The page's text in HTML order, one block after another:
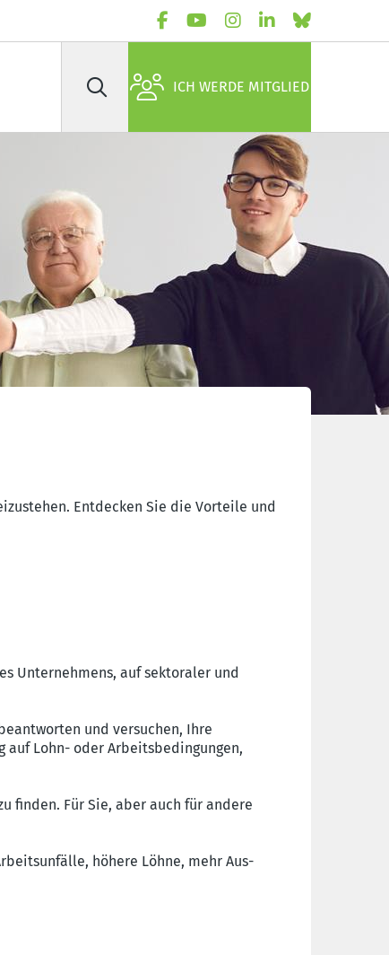
Suche ICH WERDE MITGLIED
Entdecken Sie die Vorteile und
Unternehmens, auf sektoraler und
und versuchen, Ihre
auf Lohn- oder Arbeitsbedingungen,
finden. Für Sie, aber auch für andere
höhere Löhne, mehr Aus-